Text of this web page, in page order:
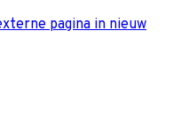
pagina in nieuw